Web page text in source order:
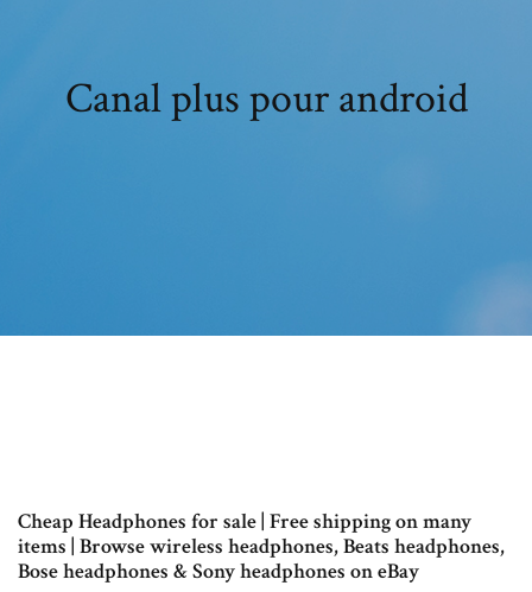
Canal plus pour android
Cheap Headphones for sale | Free shipping on many
items | Browse wireless headphones, Beats headphones,
Bose headphones & Sony headphones on eBay